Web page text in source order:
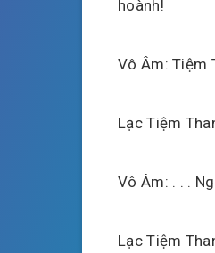
hoành!
Vô Âm: Tiệm
Lạc Tiệm
Vô Âm: . . .
Lạc Tiệm